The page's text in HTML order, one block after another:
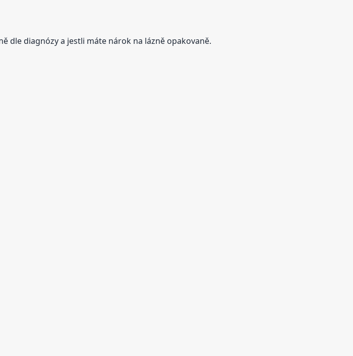
dle diagnózy a jestli máte nárok na lázně opakovaně.